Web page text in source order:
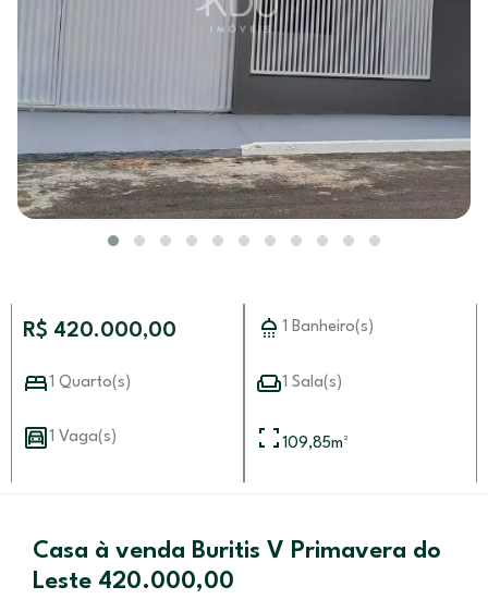
R$ 420.000,00 1 Banheiro(s)
1 Quarto(s) 1 Sala(s)
1 Vaga(s) 109,85m²
Casa à venda Buritis V Primavera do
Leste 420.000,00